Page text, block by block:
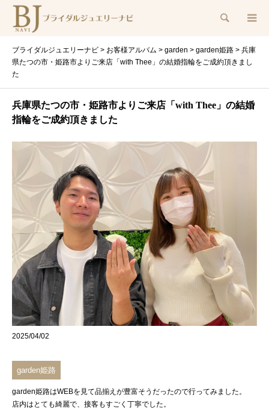
検索
ブライダルジュエリーナビ > お客様アルバム > garden > garden姫路 > 兵庫
県たつの市・姫路市よりご来店「with Thee」の結婚指輪をご成約頂きまし
た
兵庫県たつの市・姫路市よりご来店「with Thee」の結婚
指輪をご成約頂きました
2025/04/02
garden姫路
garden姫路はWEBを見て品揃えが豊富そうだったので行ってみました。
店内はとても綺麗で、接客もすごく丁寧でした。